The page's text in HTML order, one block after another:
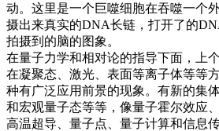
动。这里是一个巨噬细胞在吞噬一个
摄出来真实的DNA长链，打开了的
拍摄到的脑的图象。
在量子力学和相对论的指导下面，上
在凝聚态、激光、表面等离子体等等
种有广泛应用前景的现象。有新的集
和宏观量子态等等，像量子霍尔效应
高温超导、量子点、量子计算和信息